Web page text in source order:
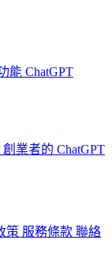
能 ChatGPT
創業者的 ChatGPT
策 服務條款 聯絡